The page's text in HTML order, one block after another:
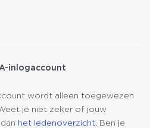
inlogaccount
wordt alleen toegewezen
je niet zeker of jouw
het ledenoverzicht. Ben je